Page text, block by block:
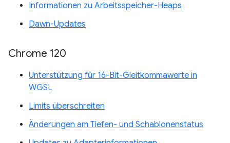
Informationen zu Arbeitsspeicher-Heaps
Dawn-Updates
Chrome 120
Unterstützung für 16-Bit-Gleitkommawerte in
WGSL
Limits überschreiten
Änderungen am Tiefen- und Schablonenstatus